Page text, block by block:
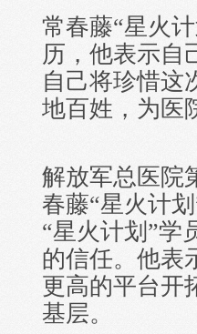
常春藤“星火
历，他表示自
自己将珍惜这
地百姓，为医
解放军总医院
春藤“星火计
“星火计划”学
的信任。他表
更高的平台开
基层。